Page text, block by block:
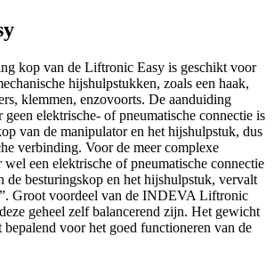
kop van de Liftronic Easy is geschikt voor
hijshulpstukken, zoals een haak,
klemmen, enzovoorts. De aanduiding
geen elektrische- of pneumatische connectie is
van de manipulator en het hijshulpstuk, dus
verbinding. Voor de meer complexe
een elektrische of pneumatische connectie
de besturingskop en het hijshulpstuk, vervalt
Groot voordeel van de INDEVA Liftronic
geheel zelf balancerend zijn. Het gewicht
bepalend voor het goed functioneren van de